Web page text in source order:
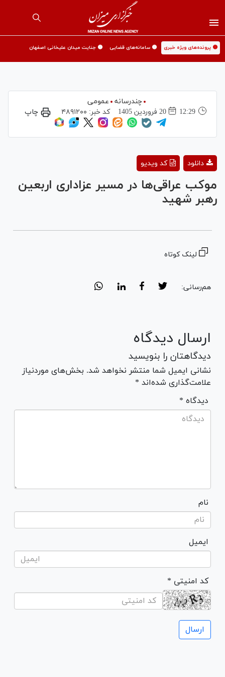
🟡 پرونده‌های ویژه خبری 🟡 سامانه‌های قضایی 🟡 جنایت میدان علیخانی اصفهان
چندرسانه
عمومی
12:29
20 فروردين 1405 کد خبر: ۴۸۹۱۲۰۰ چاپ
Video
کد ویدیو دانلود
موکب عراقی‌ها در مسیر عزاداری اربعین
رهبر شهید
لینک کوتاه
هم‌رسانی:
ارسال دیدگاه
دیدگاهتان را بنویسید
نشانی ایمیل شما منتشر نخواهد شد. بخش‌های موردنیاز
علامت‌گذاری شده‌اند *
* دیدگاه
نام
ایمیل
* کد امنیتی